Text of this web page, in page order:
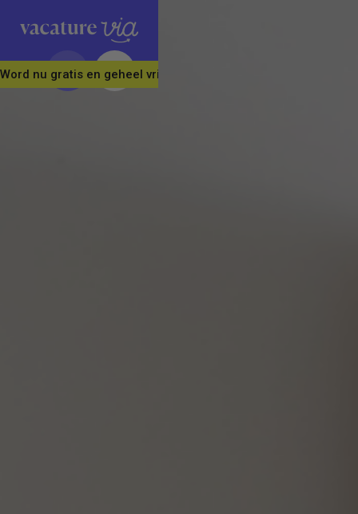
Word nu gratis en geheel vrijblijvend lid van ons Vacature Via